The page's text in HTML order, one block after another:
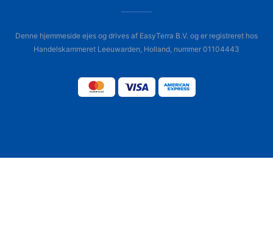
Denne hjemmeside ejes og drives af EasyTerra B.V. og er registreret hos
Handelskammeret Leeuwarden, Holland, nummer 01104443